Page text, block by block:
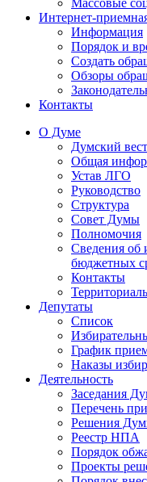
Массовые
Интернет-
Информация
Порядок и
Создать
Обзоры
Контакты
О Думе
Думский
Общая
Устав ЛГО
Руководство
Структура
Совет Думы
Полномочия
Сведения об
бюджетных
Контакты
Депутаты
Список
График
Наказы
Деятельность
Заседания
Перечень
Решения
Реестр НПА
Порядок
Проекты